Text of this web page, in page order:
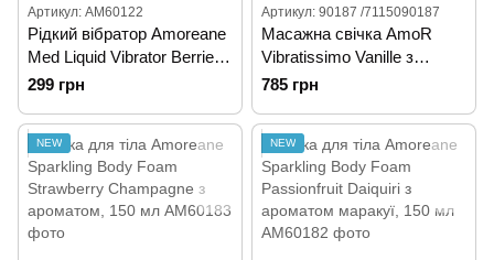
Артикул: AM60122
Рідкий вібратор Amoreane
Med Liquid Vibrator Berries
з ароматом ягід, 10 мл
299 грн
Артикул: 90187 /7115090187
Масажна свічка AmoR
Vibratissimo Vanille з
ароматом ванілі, 50 мл
785 грн
NEW NEW